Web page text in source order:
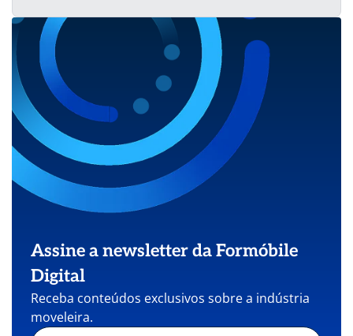
Assine a newsletter da Formóbile
Digital
Receba conteúdos exclusivos sobre a indústria
moveleira.